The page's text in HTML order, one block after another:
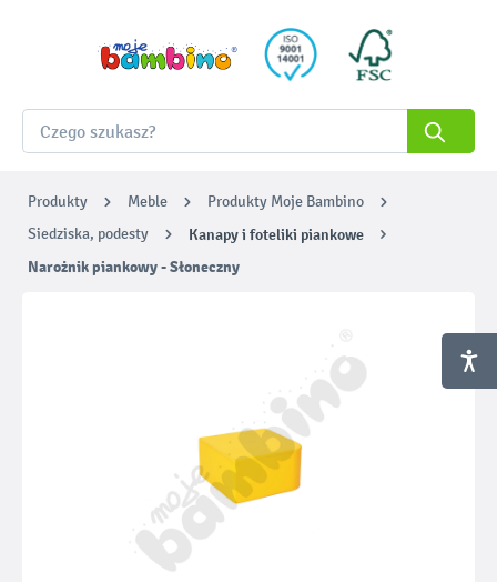
Produkty Meble
Produkty Moje Bambino
Siedziska, podesty
Kanapy i foteliki piankowe
Narożnik piankowy - Słoneczny